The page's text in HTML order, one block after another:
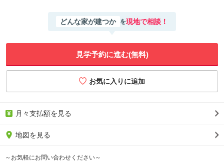
どんな家が建つか を現地で相談！
見学予約に進む(無料)
月々支払額を見る
地図を見る
～お気軽にお問い合わせください～